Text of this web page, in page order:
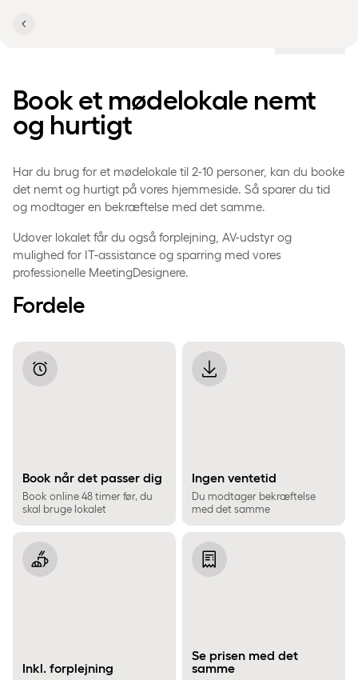
Book et mødelokale nemt
og hurtigt
Har du brug for et mødelokale til 2-10 personer, kan du booke
det nemt og hurtigt på vores hjemmeside. Så sparer du tid
og modtager en bekræftelse med det samme.
Udover lokalet får du også forplejning, AV-udstyr og
mulighed for IT-assistance og sparring med vores
professionelle MeetingDesignere.
Fordele
Book når det passer dig
Book online 48 timer før, du
skal bruge lokalet
Ingen ventetid
Du modtager bekræftelse
med det samme
Inkl. forplejning
Se prisen med det
samme